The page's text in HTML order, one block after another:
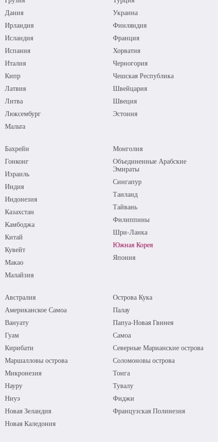
Дания
Ирландия
Исландия
Испания
Италия
Кипр
Латвия
Литва
Люксембург
Мальта
Украина
Финляндия
Франция
Хорватия
Черногория
Чешская Республика
Швейцария
Швеция
Эстония
Бахрейн
Гонконг
Израиль
Индия
Индонезия
Казахстан
Камбоджа
Китай
Кувейт
Макао
Малайзия
Монголия
Объединенные Арабские
Эмираты
Сингапур
Таиланд
Тайвань
Филиппины
Шри-Ланка
Южная Корея
Япония
Австралия
Американское Самоа
Вануату
Гуам
Кирибати
Маршалловы острова
Микронезия
Науру
Ниуэ
Новая Зеландия
Новая Каледония
Острова Кука
Палау
Папуа-Новая Гвинея
Самоа
Северные Марианские острова
Соломоновы острова
Тонга
Тувалу
Фиджи
Французская Полинезия